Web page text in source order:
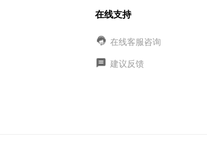
在线支持
在线客服咨询
建议反馈